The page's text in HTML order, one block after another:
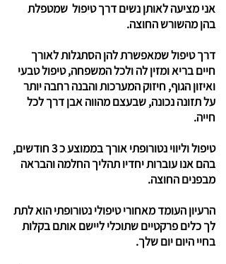
אני מציעה לאותן נשים דרך טיפול שמטפלת
בהן מהשורש החוצה.
דרך טיפול שמאפשרת להן הסתגלות לאורך
חיים בריא ומזין לה ולכל המשפחה, טיפול טבעי
ואיזון הגוף, חיזוק המערכות והבנה רחבה יותר
על תזונה נכונה, שבעצם מהווה אבן דרך לכל
חייה.
טיפול וליווי נטורופתי אורך בממוצע כ 3 חודשים,
בהם אנו עוברות יחדיו תהליך החלמה והבראה
מבפנים החוצה.
הרעיון העומד מאחורי טיפולי נטורופתי הוא לתת
לך כלים פרקטיים שתוכלי ליישם אותם בקלות
בחיי היום יום שלך.